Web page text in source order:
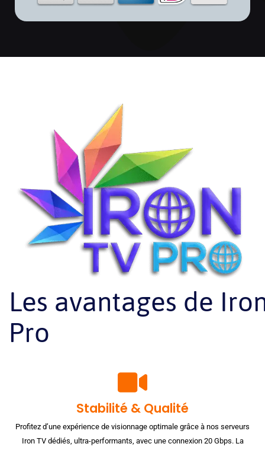
Les avantages de
Pro
Stabilité & Qualité
Profitez d’une expérience de visionnage optimale grâce à nos serveurs
Iron TV dédiés, ultra-performants, avec une connexion 20 Gbps. La